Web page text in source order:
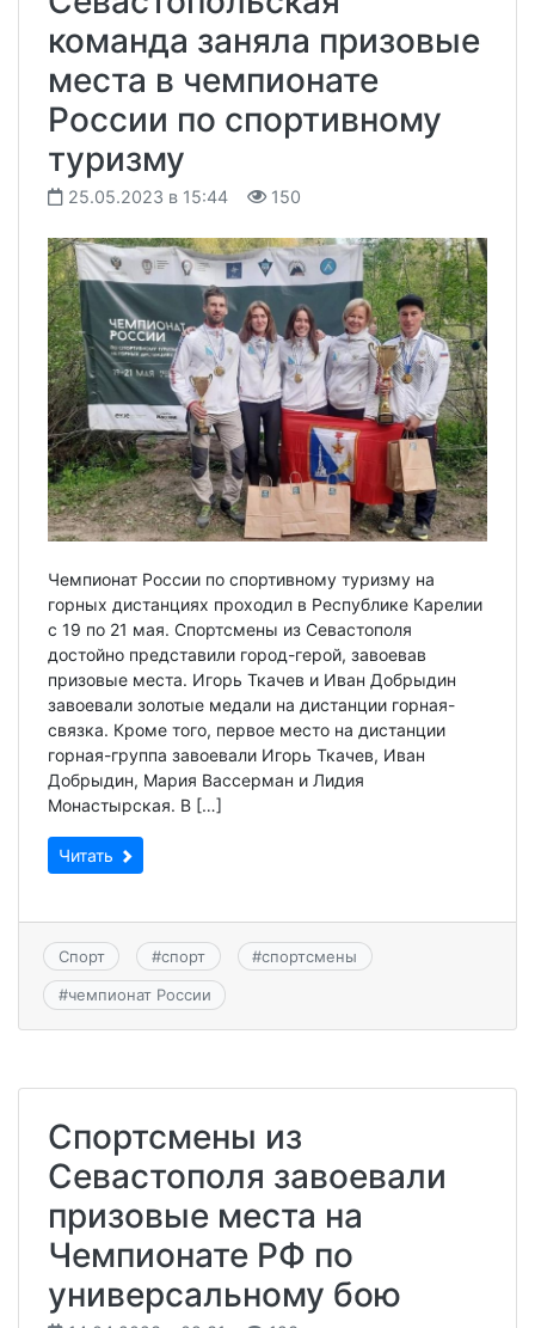
команда заняла призовые
места в чемпионате
России по спортивному
туризму
25.05.2023 в 15:44 150
Чемпионат России по спортивному туризму на
горных дистанциях проходил в Республике Карелии
с 19 по 21 мая. Спортсмены из Севастополя
достойно представили город-герой, завоевав
призовые места. Игорь Ткачев и Иван Добрыдин
завоевали золотые медали на дистанции горная-
связка. Кроме того, первое место на дистанции
горная-группа завоевали Игорь Ткачев, Иван
Добрыдин, Мария Вассерман и Лидия
Монастырская. В […]
Читать
Спорт #спорт #спортсмены
#чемпионат России
Спортсмены из
Севастополя завоевали
призовые места на
Чемпионате РФ по
универсальному бою